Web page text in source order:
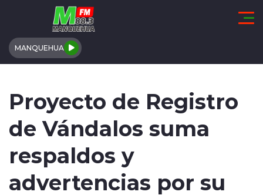
Click acá para ir directamente al contenido
MANQUEHUA
COMUNALES
ACTUALIDAD
Proyecto de Registro
de Vándalos suma
respaldos y
advertencias por su